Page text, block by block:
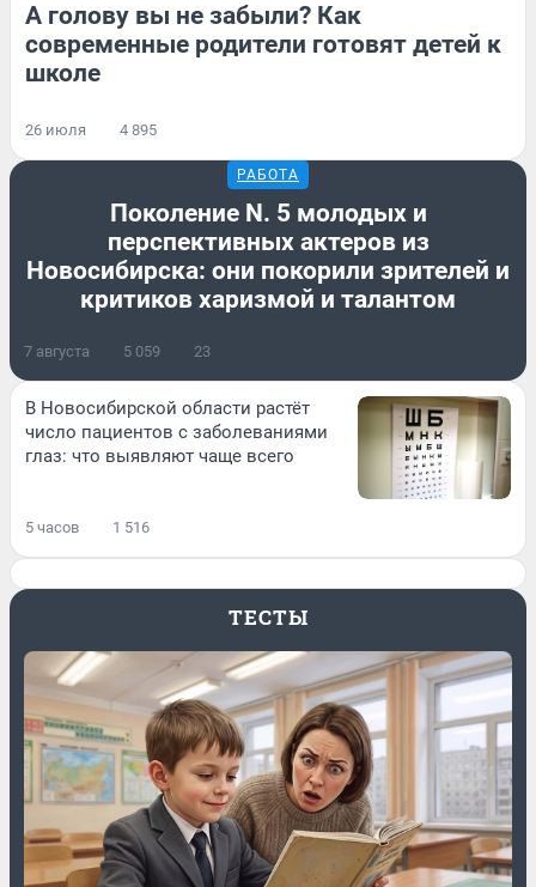
А голову вы не забыли? Как
современные родители готовят детей к
школе
26 июля 4 895
РАБОТА
Поколение N. 5 молодых и
перспективных актеров из
Новосибирска: они покорили зрителей и
критиков харизмой и талантом
7 августа 5 059 23
В Новосибирской области растёт
число пациентов с заболеваниями
глаз: что выявляют чаще всего
5 часов 1 516
ТЕСТЫ